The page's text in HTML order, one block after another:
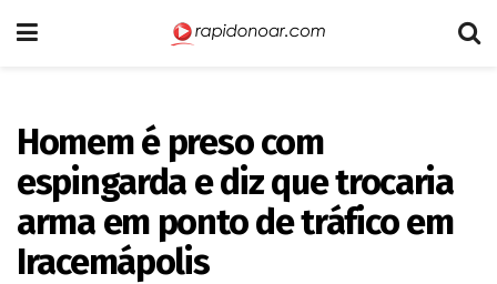
Homem é preso com
espingarda e diz que trocaria
arma em ponto de tráfico em
Iracemápolis